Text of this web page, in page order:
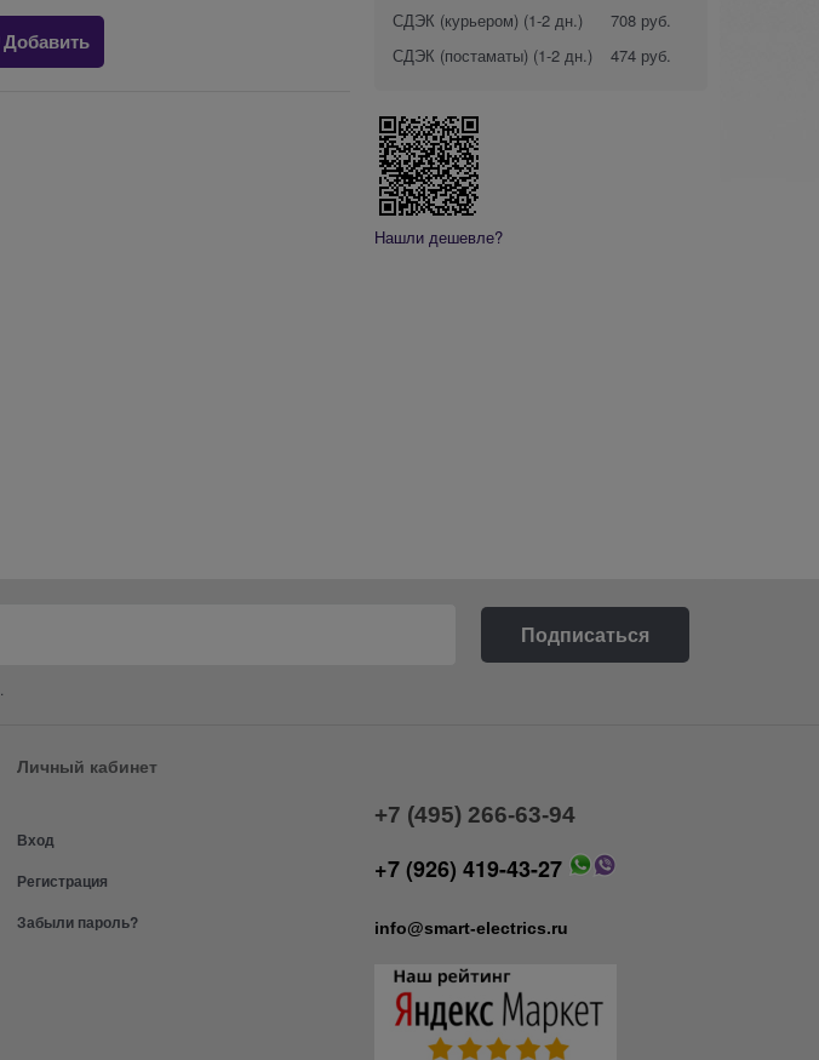
Добавить
СДЭК (курьером) (1-2 дн.)
708 руб.
СДЭК (постаматы) (1-2 дн.) 474 руб.
Нашли дешевле?
Личный кабинет
Вход
Регистрация
Забыли пароль?
+7 (495) 266-63-94
+7 (926) 419-43-27
info@smart-electrics.ru